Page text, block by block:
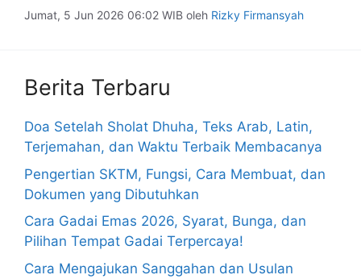
Jumat, 5 Jun 2026 06:02 WIB oleh Rizky Firmansyah
Berita Terbaru
Doa Setelah Sholat Dhuha, Teks Arab, Latin,
Terjemahan, dan Waktu Terbaik Membacanya
Pengertian SKTM, Fungsi, Cara Membuat, dan
Dokumen yang Dibutuhkan
Cara Gadai Emas 2026, Syarat, Bunga, dan
Pilihan Tempat Gadai Terpercaya!
Cara Mengajukan Sanggahan dan Usulan